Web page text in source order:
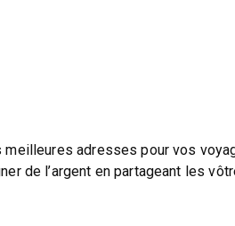
adresses pour vos
de l’argent en partageant les